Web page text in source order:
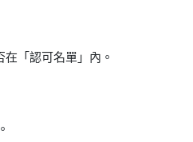
「認可名單」內。